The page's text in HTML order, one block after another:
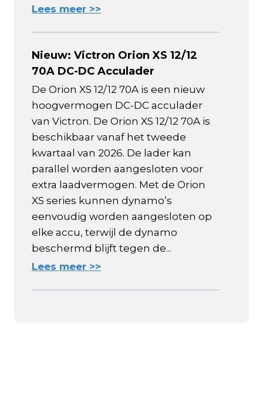
Lees meer >>
Nieuw: Victron Orion XS 12/12
70A DC-DC Acculader
De Orion XS 12/12 70A is een nieuw
hoogvermogen DC-DC acculader
van Victron. De Orion XS 12/12 70A is
beschikbaar vanaf het tweede
kwartaal van 2026. De lader kan
parallel worden aangesloten voor
extra laadvermogen. Met de Orion
XS series kunnen dynamo’s
eenvoudig worden aangesloten op
elke accu, terwijl de dynamo
beschermd blijft tegen de...
Lees meer >>